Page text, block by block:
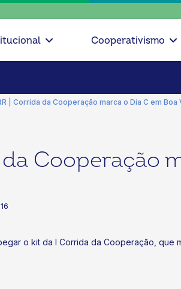
Cooperativismo
| Corrida da Cooperação marca o Dia C em Boa
Cooperação
o kit da I Corrida da Cooperação, que